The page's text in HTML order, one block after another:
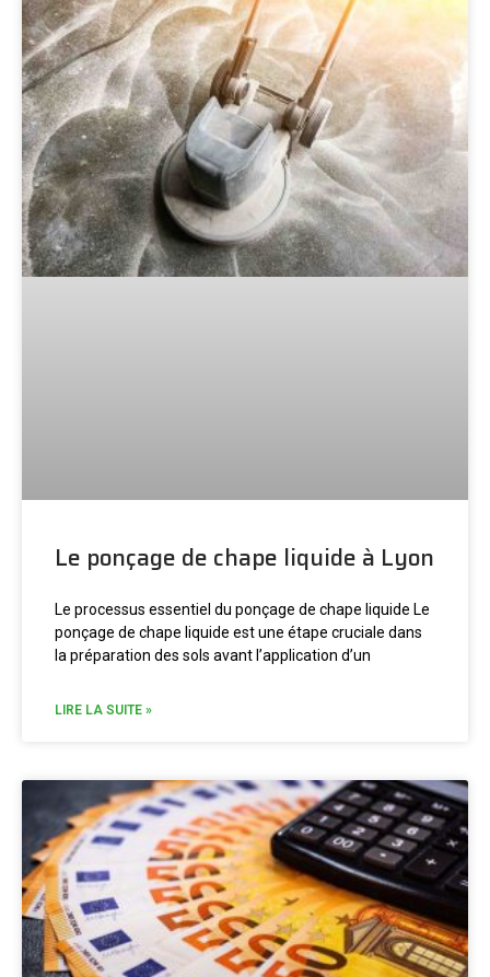
Le ponçage de chape liquide à Lyon
Le processus essentiel du ponçage de chape liquide Le
ponçage de chape liquide est une étape cruciale dans
la préparation des sols avant l’application d’un
LIRE LA SUITE »